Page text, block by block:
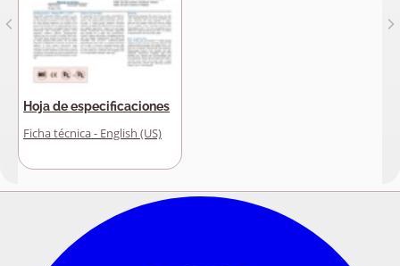
Hoja de especificaciones
Ficha técnica - English (US)